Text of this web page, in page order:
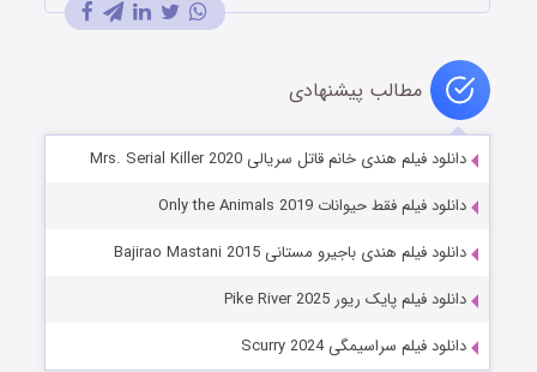
مطالب پیشنهادی
دانلود فیلم هندی خانم قاتل سریالی Mrs. Serial Killer 2020
دانلود فیلم فقط حیوانات Only the Animals 2019
دانلود فیلم هندی باجیرو مستانی Bajirao Mastani 2015
دانلود فیلم پایک ریور Pike River 2025
دانلود فیلم سراسیمگی Scurry 2024